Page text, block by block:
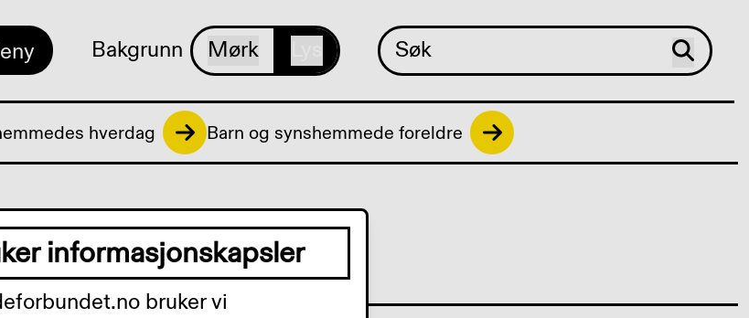
Bakgrunn Mørk
hverdag Barn og synshemmede foreldre
stell
informasjonskapsler
bruker vi